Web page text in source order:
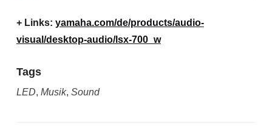
+ Links: yamaha.com/de/products/audio-
visual/desktop-audio/lsx-700_w
Tags
LED, Musik, Sound